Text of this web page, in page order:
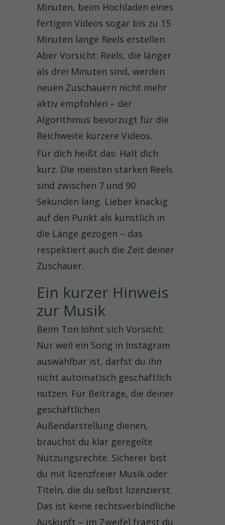
Minuten, beim Hochladen eines
fertigen Videos sogar bis zu 15
Minuten lange Reels erstellen.
Aber Vorsicht: Reels, die länger
als drei Minuten sind, werden
neuen Zuschauern nicht mehr
aktiv empfohlen – der
Algorithmus bevorzugt für die
Reichweite kürzere Videos.
Für dich heißt das: Halt dich
kurz. Die meisten starken Reels
sind zwischen 7 und 90
Sekunden lang. Lieber knackig
auf den Punkt als künstlich in
die Länge gezogen – das
respektiert auch die Zeit deiner
Zuschauer.
Ein kurzer Hinweis
zur Musik
Beim Ton lohnt sich Vorsicht:
Nur weil ein Song in Instagram
auswählbar ist, darfst du ihn
nicht automatisch geschäftlich
nutzen. Für Beiträge, die deiner
geschäftlichen
Außendarstellung dienen,
brauchst du klar geregelte
Nutzungsrechte. Sicherer bist
du mit lizenzfreier Musik oder
Titeln, die du selbst lizenzierst.
Das ist keine rechtsverbindliche
Auskunft – im Zweifel fragst du